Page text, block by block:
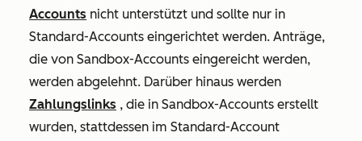
Accounts nicht unterstützt und sollte nur in
Standard-Accounts eingerichtet werden. Anträge,
die von Sandbox-Accounts eingereicht werden,
werden abgelehnt. Darüber hinaus werden
Zahlungslinks , die in Sandbox-Accounts erstellt
wurden, stattdessen im Standard-Account